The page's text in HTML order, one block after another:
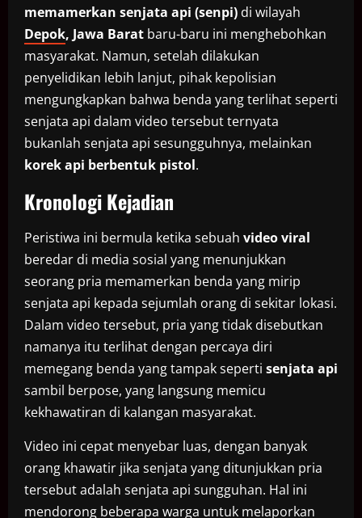
memamerkan senjata api (senpi) di wilayah
Depok, Jawa Barat baru-baru ini menghebohkan
masyarakat. Namun, setelah dilakukan
penyelidikan lebih lanjut, pihak kepolisian
mengungkapkan bahwa benda yang terlihat seperti
senjata api dalam video tersebut ternyata
bukanlah senjata api sesungguhnya, melainkan
korek api berbentuk pistol.
Kronologi Kejadian
Peristiwa ini bermula ketika sebuah video viral
beredar di media sosial yang menunjukkan
seorang pria memamerkan benda yang mirip
senjata api kepada sejumlah orang di sekitar lokasi.
Dalam video tersebut, pria yang tidak disebutkan
namanya itu terlihat dengan percaya diri
memegang benda yang tampak seperti senjata api
sambil berpose, yang langsung memicu
kekhawatiran di kalangan masyarakat.
Video ini cepat menyebar luas, dengan banyak
orang khawatir jika senjata yang ditunjukkan pria
tersebut adalah senjata api sungguhan. Hal ini
mendorong beberapa warga untuk melaporkan